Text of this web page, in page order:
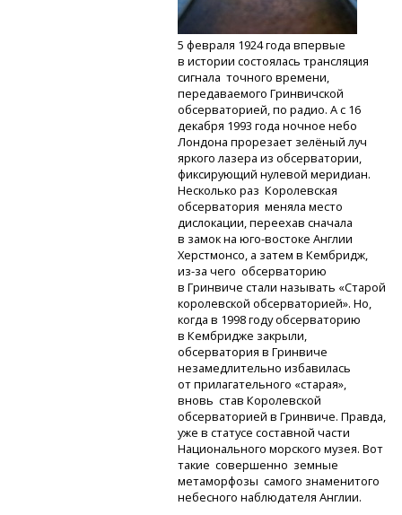
5 февраля 1924 года впервые
в истории состоялась трансляция
сигнала точного времени,
передаваемого Гринвичской
обсерваторией, по радио. А с 16
декабря 1993 года ночное небо
Лондона прорезает зелёный луч
яркого лазера из обсерватории,
фиксирующий нулевой меридиан.
Несколько раз Королевская
обсерватория меняла место
дислокации, переехав сначала
в замокна юго-востоке Англии
Херстмонсо, а затем в Кембридж,
из-за чего обсерваторию
в Гринвиче стали называть «Старой
королевской обсерваторией». Но,
когда в 1998 году обсерваторию
в Кембридже закрыли,
обсерватория в Гринвиче
незамедлительно избавилась
от прилагательного «старая»,
вновь став Королевской
обсерваторией в Гринвиче. Правда,
уже в статусе составной части
Национального морского музея. Вот
такие совершенно земные
метаморфозы самого знаменитого
небесного наблюдателя Англии.